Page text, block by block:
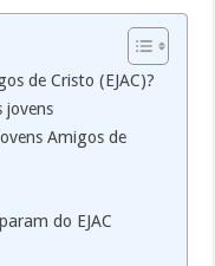
de Cristo (EJAC)?
jovens
Amigos de
do EJAC